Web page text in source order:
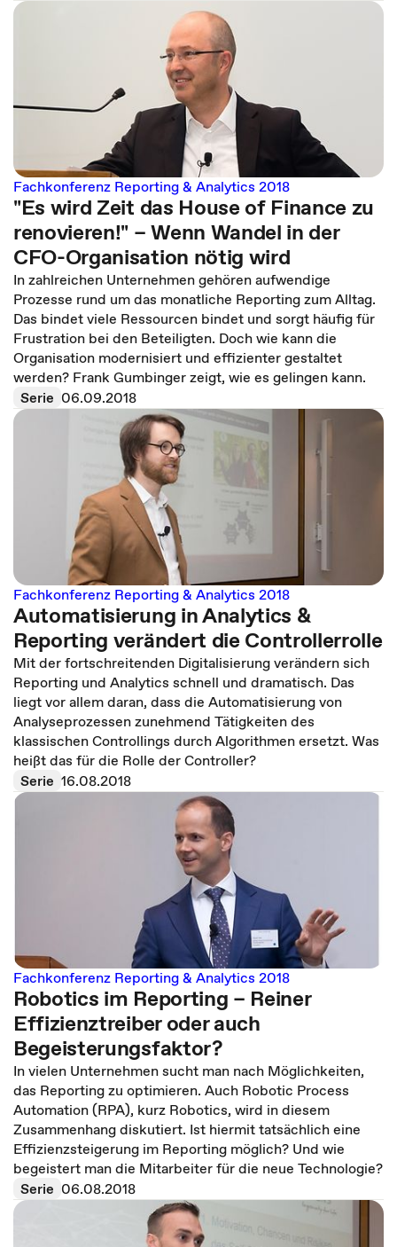
Fachkonferenz Reporting & Analytics 2018
"Es wird Zeit das House of Finance zu
renovieren!" – Wenn Wandel in der
CFO-Organisation nötig wird
In zahlreichen Unternehmen gehören aufwendige
Prozesse rund um das monatliche Reporting zum Alltag.
Das bindet viele Ressourcen bindet und sorgt häufig für
Frustration bei den Beteiligten. Doch wie kann die
Organisation modernisiert und effizienter gestaltet
werden? Frank Gumbinger zeigt, wie es gelingen kann.
Serie 06.09.2018
Fachkonferenz Reporting & Analytics 2018
Automatisierung in Analytics &
Reporting verändert die Controllerrolle
Mit der fortschreitenden Digitalisierung verändern sich
Reporting und Analytics schnell und dramatisch. Das
liegt vor allem daran, dass die Automatisierung von
Analyseprozessen zunehmend Tätigkeiten des
klassischen Controllings durch Algorithmen ersetzt. Was
heißt das für die Rolle der Controller?
Serie 16.08.2018
Fachkonferenz Reporting & Analytics 2018
Robotics im Reporting – Reiner
Effizienztreiber oder auch
Begeisterungsfaktor?
In vielen Unternehmen sucht man nach Möglichkeiten,
das Reporting zu optimieren. Auch Robotic Process
Automation (RPA), kurz Robotics, wird in diesem
Zusammenhang diskutiert. Ist hiermit tatsächlich eine
Effizienzsteigerung im Reporting möglich? Und wie
begeistert man die Mitarbeiter für die neue Technologie?
Serie 06.08.2018